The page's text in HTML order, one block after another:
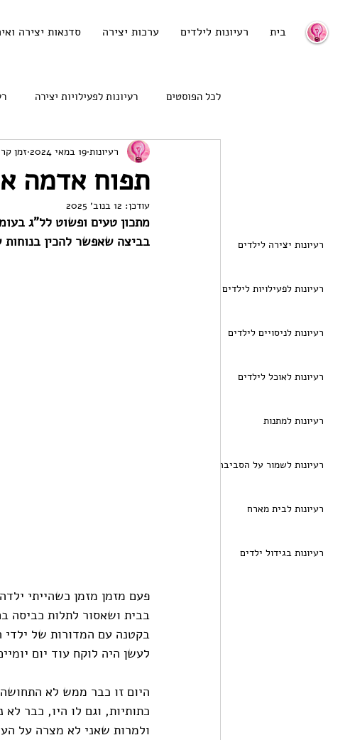
בית רעיונות לילדים ערכות יצירה סדנאות יצירה
רעיונות יצירה לילדים
רעיונות לפעילויות לילדים
רעיונות לניסויים לילדים
רעיונות לאוכל לילדים
רעיונות למתנות
רעיונות לשמור על הסביבה
רעיונות לבית מארח
רעיונות בגידול ילדים
לכל הפוסטים רעיונות לפעילויות יצירה
רעיונות לגיוון האוכל רעיונות לניסויים
תפוח אדמה
רעיונות 19 במאי 2024 זמן קריאה
עודכן: 12 בנוב׳ 2025
מתכון טעים ופשוט לל"ג
בביצה שאפשר להכין
פעם מזמן מזמן כשהייתי
בבית ושאסור לתלות כביסה
בקטנה עם המדורות של ילדי
לעשן היה לוקח עוד יום
היום זו כבר ממש לא
כתותיות, וגם לו היו, כבר
ולמרות שאני לא מצרה על